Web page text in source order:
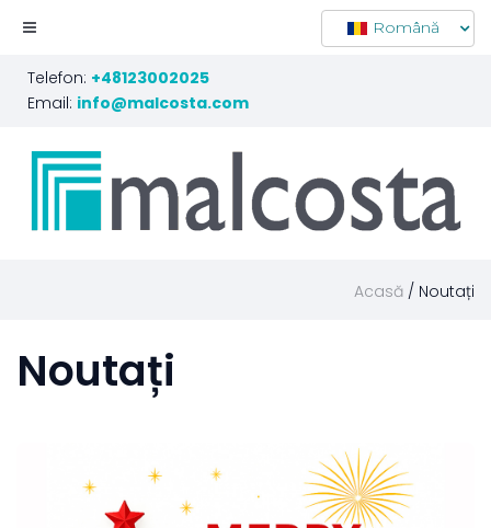
Telefon: +48123002025
Email: info@malcosta.com
Română
Acasă Noutați
Noutați